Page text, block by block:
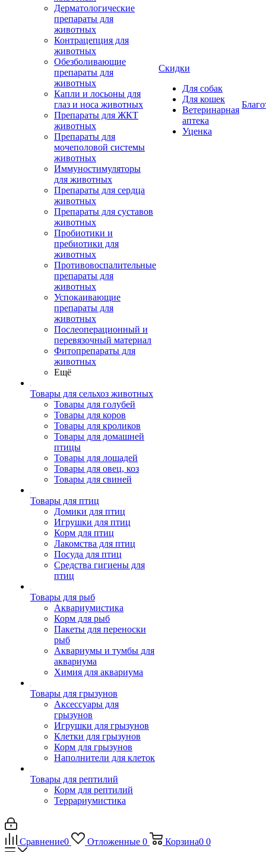
Дерматологические
препараты для
животных
Контрацепция для
животных
Обезболивающие
препараты для
животных
Капли и лосьоны для
глаз и носа животных
Препараты для ЖКТ
животных
Препараты для
мочеполовой системы
животных
Иммуностимуляторы
для животных
Препараты для сердца
животных
Препараты для суставов
животных
Пробиотики и
пребиотики для
животных
Противовоспалительные
препараты для
животных
Успокаивающие
препараты для
животных
Послеоперационный и
перевязочный материал
Фитопрепараты для
животных
Ещё
Товары для сельхоз животных
Товары для голубей
Товары для коров
Товары для кроликов
Товары для домашней
птицы
Товары для лошадей
Товары для овец, коз
Товары для свиней
Товары для птиц
Домики для птиц
Игрушки для птиц
Корм для птиц
Лакомства для птиц
Посуда для птиц
Средства гигиены для
птиц
Товары для рыб
Аквариумистика
Корм для рыб
Пакеты для переноски
рыб
Аквариумы и тумбы для
аквариума
Химия для аквариума
Товары для грызунов
Аксессуары для
грызунов
Игрушки для грызунов
Клетки для грызунов
Корм для грызунов
Наполнители для клеток
Товары для рептилий
Корм для рептилий
Террариумистика
Скидки
Для собак
Для кошек
Ветеринарная
аптека
Уценка
Сравнение0 Отложенные 0 Корзина0 0